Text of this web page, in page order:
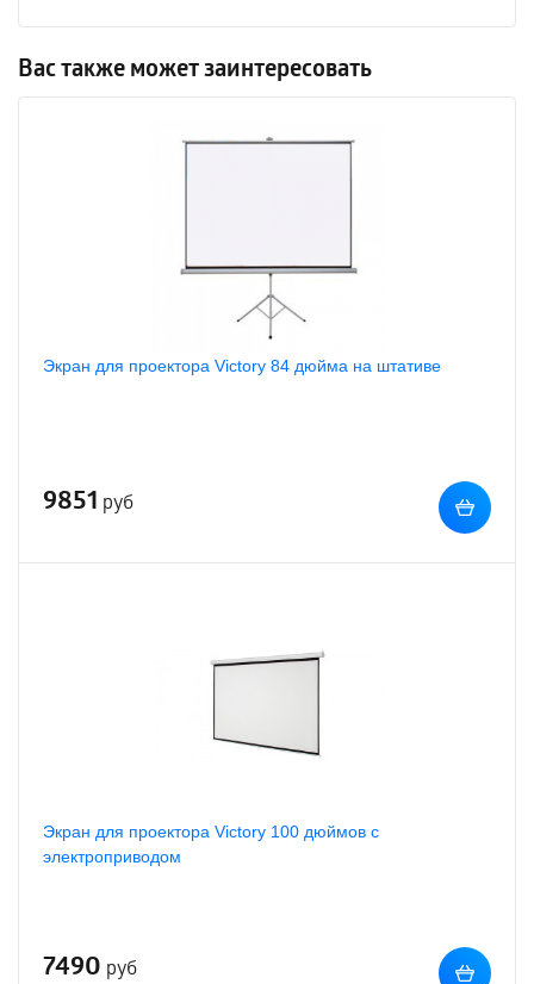
Вас также может заинтересовать
Экран для проектора Victory 84 дюйма на штативе
9851 руб
Экран для проектора Victory 100 дюймов с
электроприводом
7490 руб